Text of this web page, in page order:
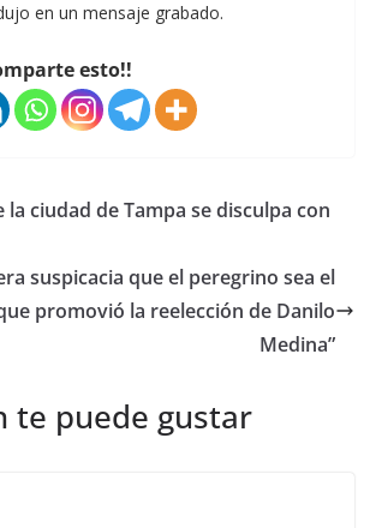
en un mensaje grabado.
esto!!
la ciudad de Tampa se disculpa con
suspicacia que el peregrino sea el
promovió la reelección de Danilo
Medina”
te puede gustar